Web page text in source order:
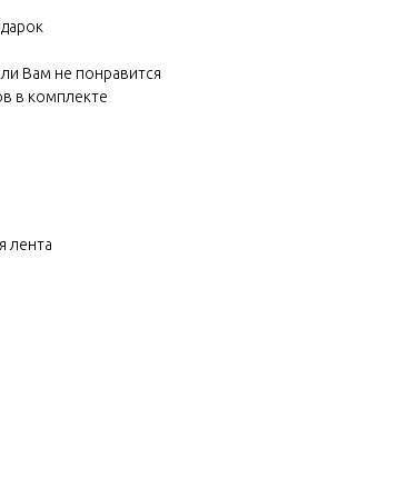
Вам не понравится
в комплекте
лента